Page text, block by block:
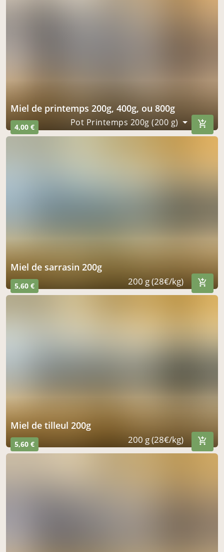
miel de printemps 200g, 400g, ou 800g
4,00 € Pot Printemps 200g (200 g)
miel de sarrasin 200g
5,60 € 200 g (28€/kg)
miel de tilleul 200g
5,60 € 200 g (28€/kg)